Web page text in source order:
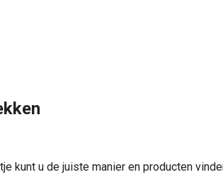
kunt u de juiste manier en producten